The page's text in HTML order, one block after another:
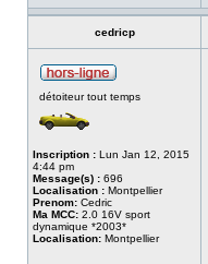
cedricp
détoiteur tout temps
Inscription : Lun Jan 12, 2015
4:44 pm
Message(s) : 696
Localisation : Montpellier
Prenom: Cedric
Ma MCC: 2.0 16V sport
dynamique *2003*
Localisation: Montpellier